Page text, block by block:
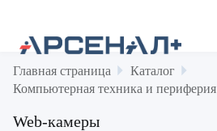
Главная страница
Каталог
Компьютерная техника и периферия
Web-камеры